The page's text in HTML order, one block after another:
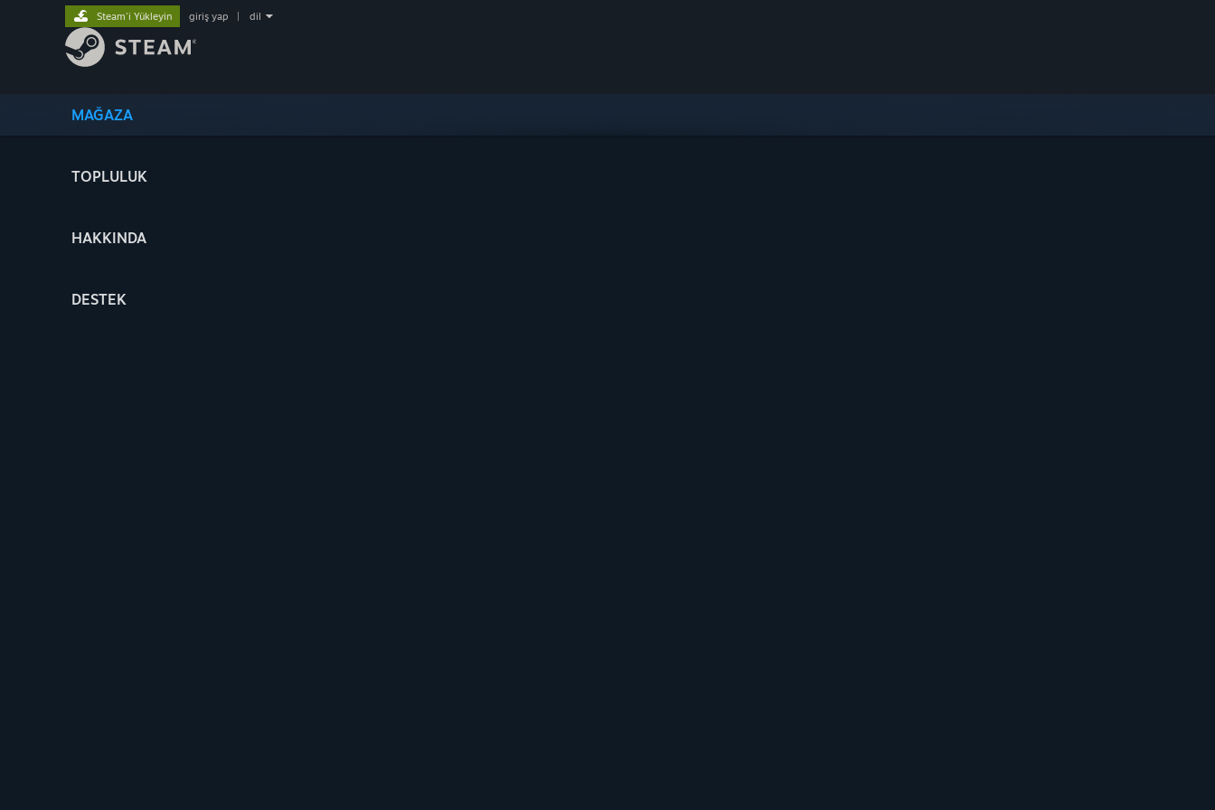
MAĞAZA
TOPLULUK
HAKKINDA
DESTEK
Steam'i Yükleyin giriş yap dil